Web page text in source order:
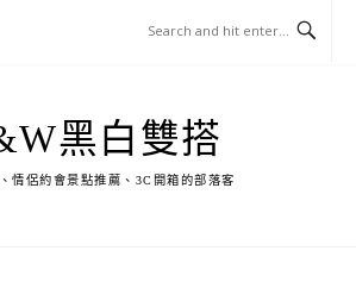
黑白雙搭
情侶約會景點推薦、3C開箱的部落客